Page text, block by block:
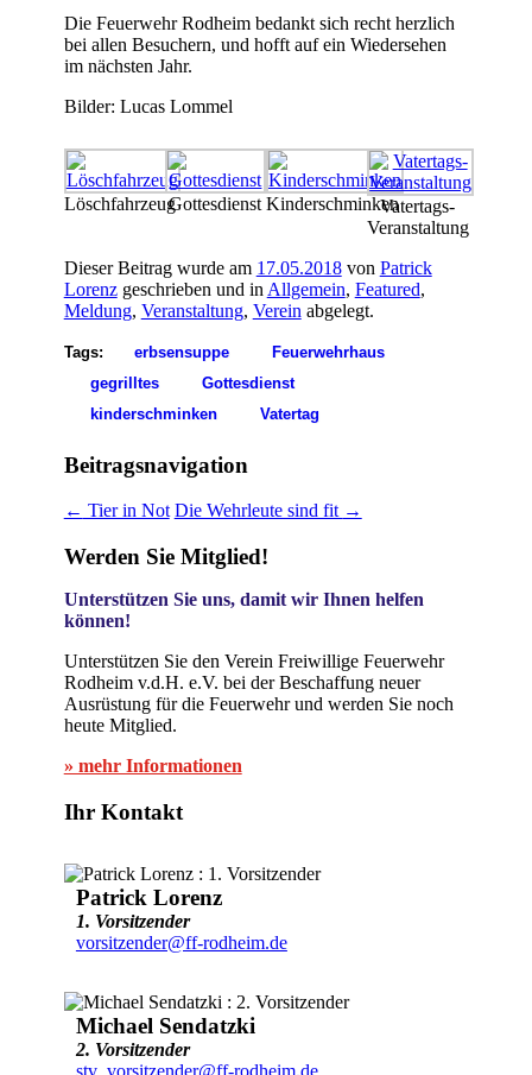
Die Feuerwehr Rodheim bedankt sich recht herzlich
bei allen Besuchern, und hofft auf ein Wiedersehen
im nächsten Jahr.
Bilder: Lucas Lommel
LöschfahrzeugGottesdienst KinderschminkenVatertags-
Veranstaltung
Dieser Beitrag wurde am 17.05.2018von Patrick
Lorenzgeschrieben und in Allgemein, Featured,
Meldung, Veranstaltung, Verein abgelegt.
Tags: erbsensuppe
Feuerwehrhaus
gegrilltes
Gottesdienst
kinderschminken
Vatertag
Beitragsnavigation
← Tier in Not Die Wehrleute sind fit →
Werden Sie Mitglied!
Unterstützen Sie uns, damit wir Ihnen helfen
können!
Unterstützen Sie den Verein Freiwillige Feuerwehr
Rodheim v.d.H. e.V. bei der Beschaffung neuer
Ausrüstung für die Feuerwehr und werden Sie noch
heute Mitglied.
» mehr Informationen
Ihr Kontakt
Patrick Lorenz
1. Vorsitzender
vorsitzender@ff-rodheim.de
Michael Sendatzki
2. Vorsitzender
stv_vorsitzender@ff-rodheim.de